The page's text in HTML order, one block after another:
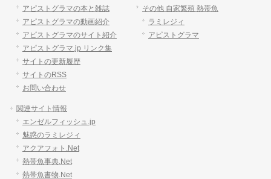
アピストグラマの本と雑誌
アピストグラマの動画紹介
アピストグラマのサイト紹介
アピストグラマ.jp リンク集
サイトの更新履歴
サイトのRSS
お問い合わせ
その他 自家繁殖 熱帯魚
ラミレジィ
アピストグラマ
関連サイト情報
エンゼルフィッシュ.jp
魅惑のラミレジィ
アクアフォト.Net
熱帯魚事典.Net
熱帯魚書物.Net